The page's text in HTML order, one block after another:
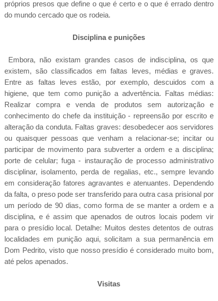
próprios presos que define o que é certo e o que é errado dentro
do mundo cercado que os rodeia.
Disciplina e punições
Embora, não existam grandes casos de indisciplina, os que
existem, são classificados em faltas leves, médias e graves.
Entre as faltas leves estão, por exemplo, descuidos com a
higiene, que tem como punição a advertência. Faltas médias:
Realizar compra e venda de produtos sem autorização e
conhecimento do chefe da instituição - repreensão por escrito e
alteração da conduta. Faltas graves: desobedecer aos servidores
ou quaisquer pessoas que venham a relacionar-se; incitar ou
participar de movimento para subverter a ordem e a disciplina;
porte de celular; fuga - instauração de processo administrativo
disciplinar, isolamento, perda de regalias, etc., sempre levando
em consideração fatores agravantes e atenuantes. Dependendo
da falta, o preso pode ser transferido para outra casa prisional por
um período de 90 dias, como forma de se manter a ordem e a
disciplina, e é assim que apenados de outros locais podem vir
para o presídio local. Detalhe: Muitos destes detentos de outras
localidades em punição aqui, solicitam a sua permanência em
Dom Pedrito, visto que nosso presídio é considerado muito bom,
até pelos apenados.
Visitas